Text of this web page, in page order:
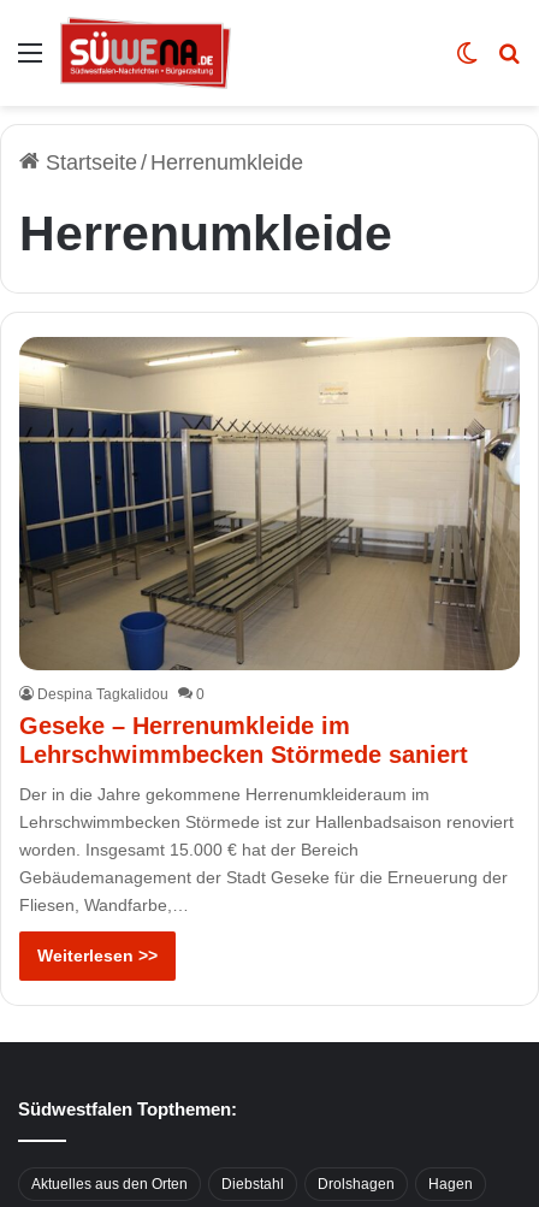
Auswahl Skin
Startseite/ Herrenumkleide
Herrenumkleide
Despina Tagkalidou 0
Geseke – Herrenumkleide im
Lehrschwimmbecken Störmede saniert
Der in die Jahre gekommene Herrenumkleideraum im
Lehrschwimmbecken Störmede ist zur Hallenbadsaison renoviert
worden. Insgesamt 15.000 € hat der Bereich
Gebäudemanagement der Stadt Geseke für die Erneuerung der
Fliesen, Wandfarbe,…
Weiterlesen >>
Südwestfalen Topthemen:
Aktuelles aus den Orten Diebstahl Drolshagen Hagen